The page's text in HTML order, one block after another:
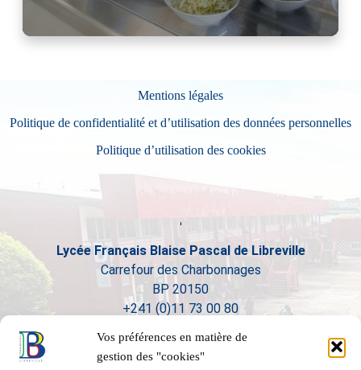
Vos préférences en matière de
gestion des "cookies"
Mentions légales
Politique de confidentialité et d’utilisation des données personnelles
Politique d’utilisation des cookies
Lycée Français Blaise Pascal de Libreville
Carrefour des Charbonnages
BP 20150
+241 (0)11 73 00 80